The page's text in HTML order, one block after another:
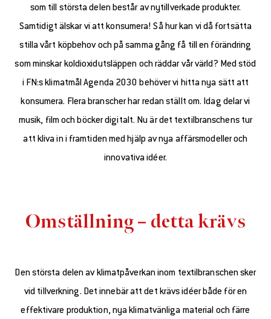
som till största delen består av nytillverkade produkter.
Samtidigt älskar vi att konsumera! Så hur kan vi då fortsätta
stilla vårt köpbehov och på samma gång få till en förändring
som minskar koldioxidutsläppen och räddar vår värld? Med stöd
i FN:s klimatmål Agenda 2030 behöver vi hitta nya sätt att
konsumera. Flera branscher har redan ställt om. Idag delar vi
musik, film och böcker digitalt. Nu är det textilbranschens tur
att kliva in i framtiden med hjälp av nya affärsmodeller och
innovativa idéer.
Omställning – detta krävs
Den största delen av klimatpåverkan inom textilbranschen sker
vid tillverkning. Det innebär att det krävs idéer både för en
effektivare produktion, nya klimatvänliga material och färre